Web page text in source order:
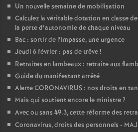
Un nouvelle semaine de mobilisation
Calculez la véritable dotation en classe
la perte d’autonomie de chaque niveau
Bac : sortir de l’impasse, une urgence
Jeudi 6 février : pas de trêve!
Retraites en lambeaux : retraite aux
Guide du manifestant arrêté
Alerte CORONAVIRUS : nos droits en
Mais qui soutient encore le ministre?
Avec ou sans 49.3, cette réforme des
Coronavirus, droits des personnels -